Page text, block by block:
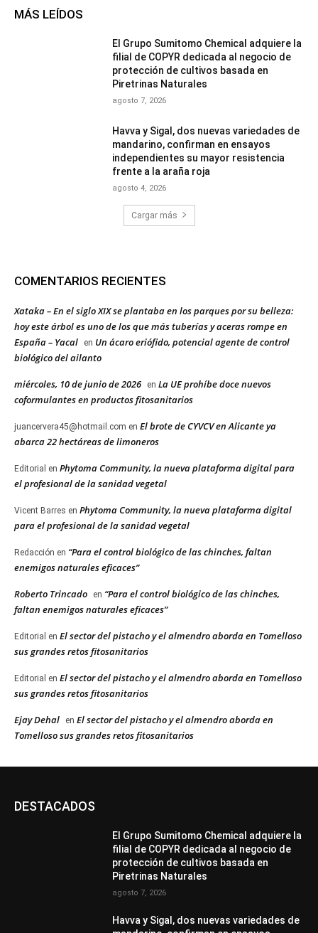
MÁS LEÍDOS
El Grupo Sumitomo Chemical adquiere la
filial de COPYR dedicada al negocio de
protección de cultivos basada en
Piretrinas Naturales
agosto 7, 2026
Havva y Sigal, dos nuevas variedades de
mandarino, confirman en ensayos
independientes su mayor resistencia
frente a la araña roja
agosto 4, 2026
Cargar más
COMENTARIOS RECIENTES
Xataka – En el siglo XIX se plantaba en los parques por su belleza:
hoy este árbol es uno de los que más tuberías y aceras rompe en
España – Yacal
en Un ácaro eriófido, potencial agente de control
biológico del ailanto
miércoles, 10 de junio de 2026 en La UE prohíbe doce nuevos
coformulantes en productos fitosanitarios
juancervera45@hotmail.com en El brote de CYVCV en Alicante ya
abarca 22 hectáreas de limoneros
Editorial en Phytoma Community, la nueva plataforma digital para
el profesional de la sanidad vegetal
Vicent Barres en Phytoma Community, la nueva plataforma digital
para el profesional de la sanidad vegetal
Redacción en “Para el control biológico de las chinches, faltan
enemigos naturales eficaces”
Roberto Trincado en “Para el control biológico de las chinches,
faltan enemigos naturales eficaces”
Editorial en El sector del pistacho y el almendro aborda en Tomelloso
sus grandes retos fitosanitarios
Editorial en El sector del pistacho y el almendro aborda en Tomelloso
sus grandes retos fitosanitarios
Ejay Dehal en El sector del pistacho y el almendro aborda en
Tomelloso sus grandes retos fitosanitarios
DESTACADOS
El Grupo Sumitomo Chemical adquiere la
filial de COPYR dedicada al negocio de
protección de cultivos basada en
Piretrinas Naturales
agosto 7, 2026
Havva y Sigal, dos nuevas variedades de